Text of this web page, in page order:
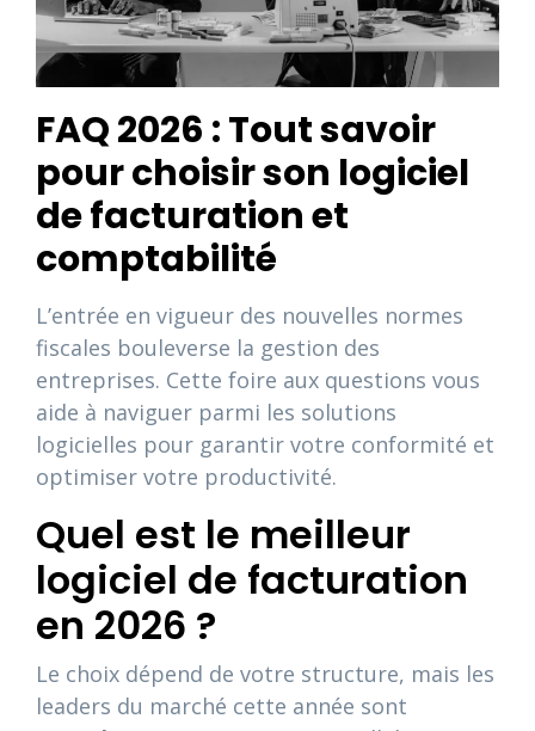
FAQ 2026 : Tout savoir
pour choisir son logiciel
de facturation et
comptabilité
L’entrée en vigueur des nouvelles normes
fiscales bouleverse la gestion des
entreprises. Cette foire aux questions vous
aide à naviguer parmi les solutions
logicielles pour garantir votre conformité et
optimiser votre productivité.
Quel est le meilleur
logiciel de facturation
en 2026 ?
Le choix dépend de votre structure, mais les
leaders du marché cette année sont